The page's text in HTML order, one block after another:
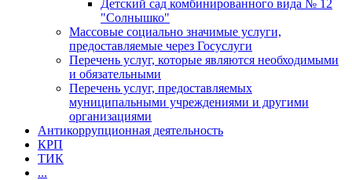
Детский сад комбинированного вида № 12
"Солнышко"
Массовые социально значимые услуги,
предоставляемые через Госуслуги
Перечень услуг, которые являются необходимыми
и обязательными
Перечень услуг, предоставляемых
муниципальными учреждениями и другими
организациями
Антикоррупционная деятельность
КРП
ТИК
...